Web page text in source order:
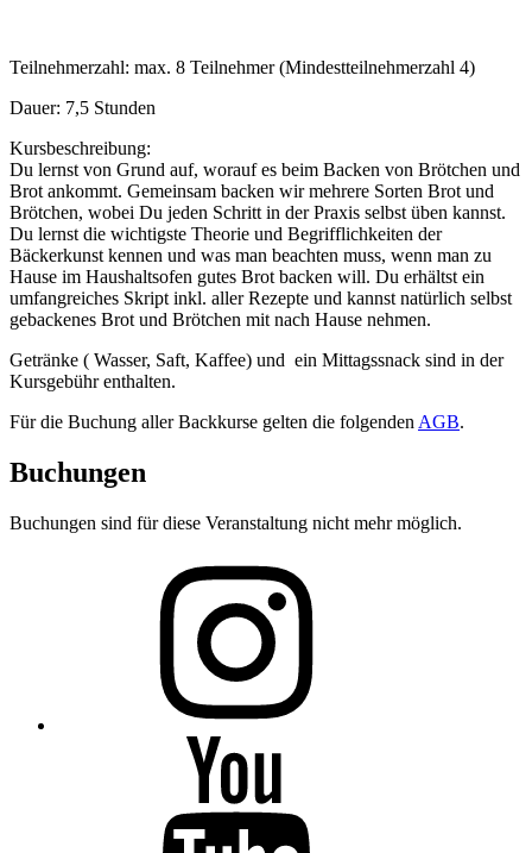
Teilnehmerzahl: max. 8 Teilnehmer (Mindestteilnehmerzahl 4)
Dauer: 7,5 Stunden
Kursbeschreibung:
Du lernst von Grund auf, worauf es beim Backen von Brötchen und
Brot ankommt. Gemeinsam backen wir mehrere Sorten Brot und
Brötchen, wobei Du jeden Schritt in der Praxis selbst üben kannst.
Du lernst die wichtigste Theorie und Begrifflichkeiten der
Bäckerkunst kennen und was man beachten muss, wenn man zu
Hause im Haushaltsofen gutes Brot backen will. Du erhältst ein
umfangreiches Skript inkl. aller Rezepte und kannst natürlich selbst
gebackenes Brot und Brötchen mit nach Hause nehmen.
Getränke ( Wasser, Saft, Kaffee) und ein Mittagssnack sind in der
Kursgebühr enthalten.
Für die Buchung aller Backkurse gelten die folgenden AGB.
Buchungen
Buchungen sind für diese Veranstaltung nicht mehr möglich.